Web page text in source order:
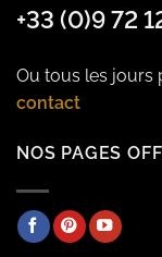
+33 (0)9 72
Ou tous les jours
contact
NOS PAGES